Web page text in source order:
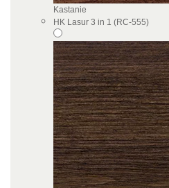
Kastanie
HK Lasur 3 in 1 (RC-555)